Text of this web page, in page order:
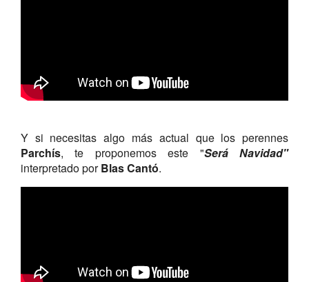
Y si necesitas algo más actual que los perennes
Parchís, te proponemos este "Será Navidad"
interpretado porBlas Cantó.